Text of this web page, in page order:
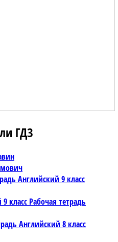
ГДЗ
Английский 9 класс
класс Рабочая тетрадь
Английский 8 класс